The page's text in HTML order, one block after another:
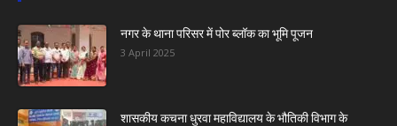
नगर के थाना परिसर में पोर ब्लॉक का भूमि पूजन
3 April 2025
शासकीय कचना धुरवा महाविद्यालय के भौतिकी विभाग के